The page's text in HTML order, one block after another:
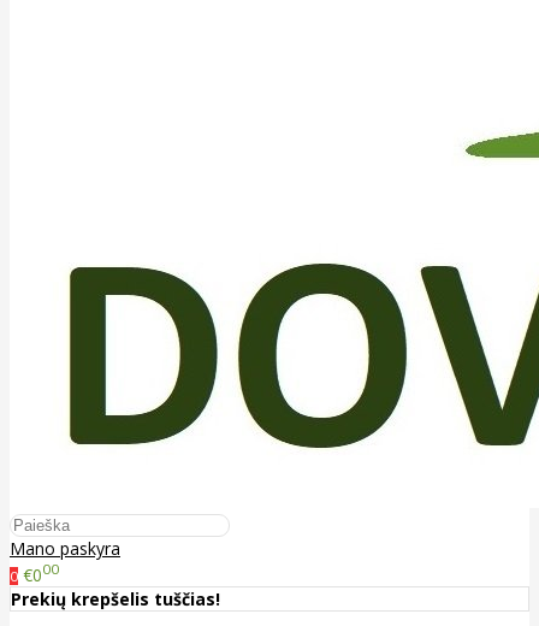
Mano paskyra
0 €000
Prekių krepšelis tuščias!